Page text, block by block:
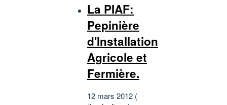
La PIAF:
Pepinière
d'Installation
Agricole et
Fermière.
12 mars 2012 (